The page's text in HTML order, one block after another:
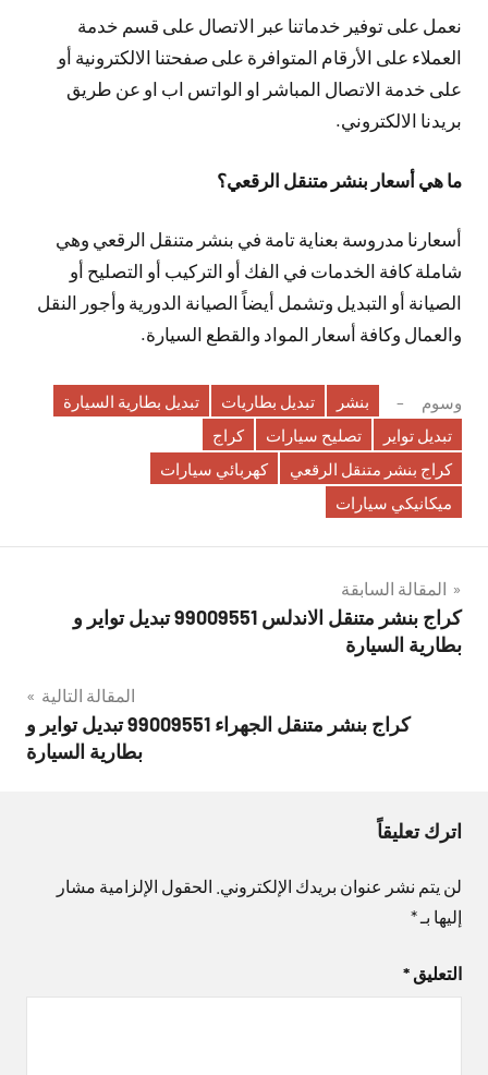
نعمل على توفير خدماتنا عبر الاتصال على قسم خدمة
العملاء على الأرقام المتوافرة على صفحتنا الالكترونية أو
على خدمة الاتصال المباشر او الواتس اب او عن طريق
بريدنا الالكتروني.
ما هي أسعار بنشر متنقل الرقعي؟
أسعارنا مدروسة بعناية تامة في بنشر متنقل الرقعي وهي
شاملة كافة الخدمات في الفك أو التركيب أو التصليح أو
الصيانة أو التبديل وتشمل أيضاً الصيانة الدورية وأجور النقل
والعمال وكافة أسعار المواد والقطع السيارة.
وسوم بنشر تبديل بطاريات
تبديل بطارية السيارة
تبديل تواير
تصليح سيارات
كراج
كراج بنشر متنقل الرقعي
كهربائي سيارات
ميكانيكي سيارات
تصفّح
المقالات
المقالة السابقة
كراج بنشر متنقل الاندلس 99009551‬ تبديل تواير و
بطارية السيارة
المقالة التالية
كراج بنشر متنقل الجهراء 99009551‬ تبديل تواير و
بطارية السيارة
اترك تعليقاً
لن يتم نشر عنوان بريدك الإلكتروني. الحقول الإلزامية مشار
إليها بـ*
التعليق *